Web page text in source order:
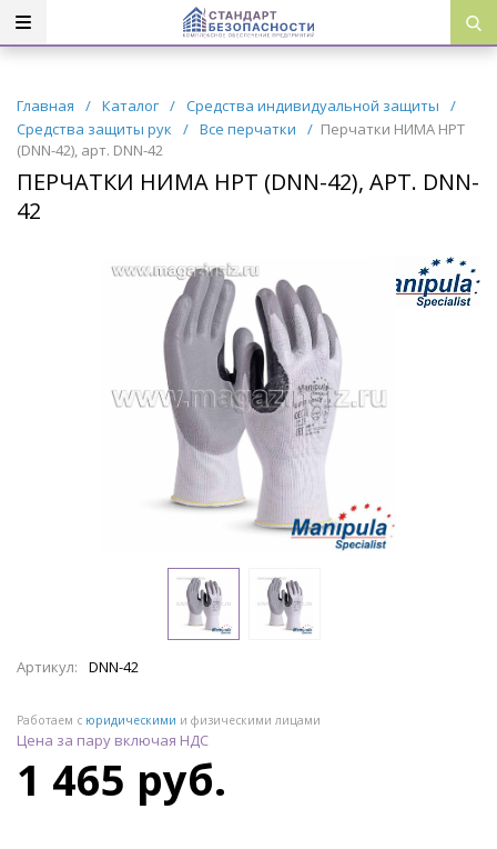
Главная / Каталог / Средства индивидуальной защиты
/
Средства защиты рук
/ Все перчатки / Перчатки НИМА НРТ
(DNN-42), арт. DNN-42
ПЕРЧАТКИ НИМА НРТ (DNN-42), АРТ. DNN-
42
Артикул: DNN-42
Работаем с юридическими и физическими лицами
Цена за пару включая НДС
1 465 руб.